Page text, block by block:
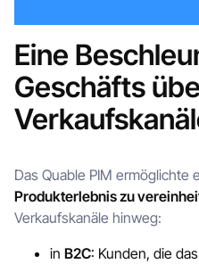
Eine
Geschäfts
Das Quable PIM ermöglichte
Produkterlebnis zu
Verkaufskanäle hinweg:
in B2C: Kunden, die